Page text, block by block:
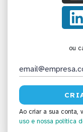
ou
Ao criar a sua conta,
uso e nossa política